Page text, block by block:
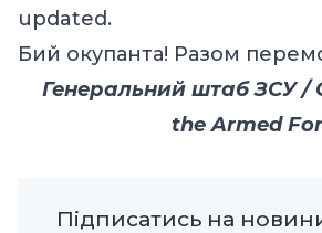
updated.
Бий окупанта! Разом
Генеральний штаб ЗСУ /
the Armed
Підписатись на